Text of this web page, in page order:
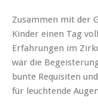
Zusammen mit der
Kinder einen Tag
Erfahrungen im
war die
bunte Requisiten
für leuchtende